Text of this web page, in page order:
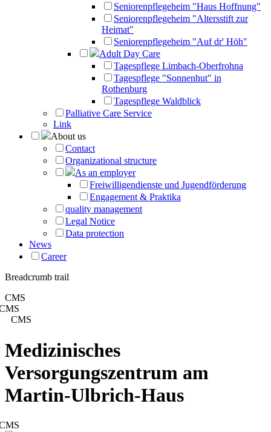
Seniorenpflegeheim "Haus Hoffnung"
Seniorenpflegeheim "Altersstift zur
Heimat"
Seniorenpflegeheim "Auf dr' Höh"
Adult Day Care
Tagespflege Limbach-Oberfrohna
Tagespflege "Sonnenhut" in
Rothenburg
Tagespflege Waldblick
Palliative Care Service
Link
About us
Contact
Organizational structure
As an employer
Freiwilligendienste und Jugendförderung
Engagement & Praktika
quality management
Legal Notice
Data protection
News
Career
Breadcrumb trail
CMS
CMS
Medizinisches
Versorgungszentrum am
Martin-Ulbrich-Haus